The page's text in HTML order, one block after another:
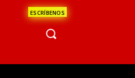
ESCRÍBENOS
| GUADALAJARA 1510 AM | LA PAZ